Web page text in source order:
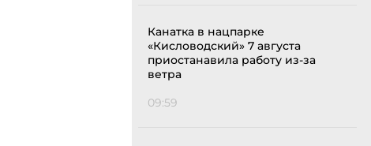
Канатка в нацпарке
«Кисловодский» 7 августа
приостанавила работу из-за
ветра
09:59